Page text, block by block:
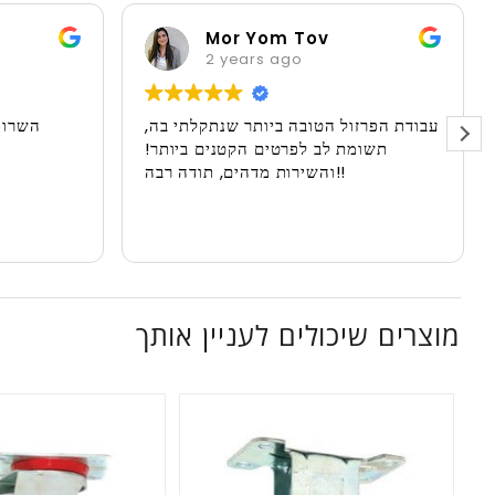
Mor Yom Tov
2 years ago
עבודת הפרזול הטובה ביותר שנתקלתי בה,
תשומת לב לפרטים הקטנים ביותר!
והשירות מדהים, תודה רבה!!
מוצרים שיכולים לעניין אותך